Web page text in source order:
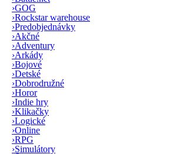
›GOG
›Rockstar warehouse
›Predobjednávky
›Akčné
›Adventury
›Arkády
›Bojové
›Detské
›Dobrodružné
›Horor
›Indie hry
›Klikačky
›Logické
›Online
›RPG
›Simulátory